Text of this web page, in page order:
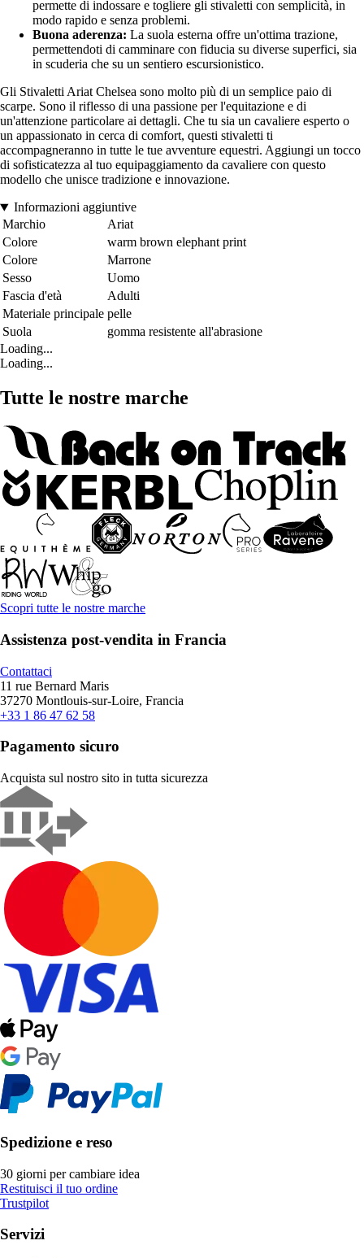
permette di indossare e togliere gli stivaletti con semplicità, in
modo rapido e senza problemi.
Buona aderenza: La suola esterna offre un'ottima trazione,
permettendoti di camminare con fiducia su diverse superfici, sia
in scuderia che su un sentiero escursionistico.
Gli Stivaletti Ariat Chelsea sono molto più di un semplice paio di
scarpe. Sono il riflesso di una passione per l'equitazione e di
un'attenzione particolare ai dettagli. Che tu sia un cavaliere esperto o
un appassionato in cerca di comfort, questi stivaletti ti
accompagneranno in tutte le tue avventure equestri. Aggiungi un tocco
di sofisticatezza al tuo equipaggiamento da cavaliere con questo
modello che unisce tradizione e innovazione.
Informazioni aggiuntive
Marchio
Ariat
Colore
warm brown elephant print
Colore
Marrone
Sesso
Uomo
Fascia d'età
Adulti
Materiale principale pelle
Suola
gomma resistente all'abrasione
Loading...
Loading...
Tutte le nostre marche
Scopri tutte le nostre marche
Assistenza post-vendita in Francia
Contattaci
11 rue Bernard Maris
37270 Montlouis-sur-Loire, Francia
+33 1 86 47 62 58
Pagamento sicuro
Acquista sul nostro sito in tutta sicurezza
Spedizione e reso
30 giorni per cambiare idea
Restituisci il tuo ordine
Trustpilot
Servizi